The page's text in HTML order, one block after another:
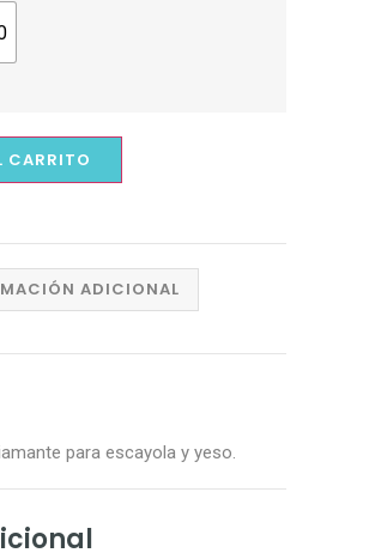
CARRITO
ADICIONAL
para escayola y yeso.